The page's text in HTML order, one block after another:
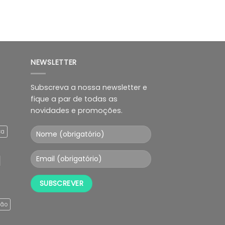
NEWSLETTER
Subscreva a nossa newsletter e
fique a par de todas as
novidades e promoções.